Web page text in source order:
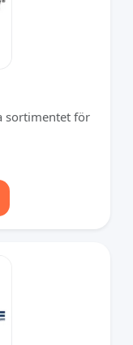
sortimentet för